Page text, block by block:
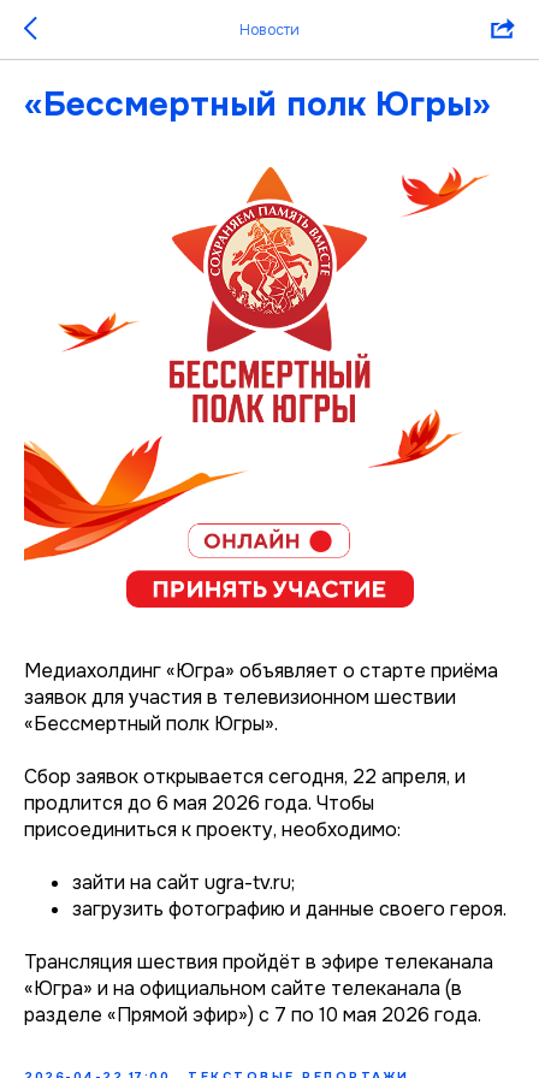
Новости
«Бессмертный полк Югры»
Медиахолдинг «Югра» объявляет о старте приёма
заявок для участия в телевизионном шествии
«Бессмертный полк Югры».
Сбор заявок открывается сегодня, 22 апреля, и
продлится до 6 мая 2026 года. Чтобы
присоединиться к проекту, необходимо:
зайти на сайт ugra-tv.ru;
загрузить фотографию и данные своего героя.
Трансляция шествия пройдёт в эфире телеканала
«Югра» и на официальном сайте телеканала (в
разделе «Прямой эфир») с 7 по 10 мая 2026 года.